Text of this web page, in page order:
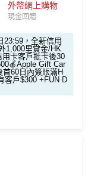
功申請可享
並輸入
form/
外幣網上購物
現金回贈
23:59，全新信用
1,000里賞金/HK
卡客戶批卡後30
Gift Car
首60日內簽賬滿H
客戶$300 +FUN D
World Mast